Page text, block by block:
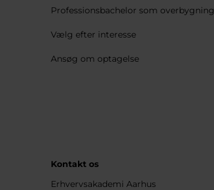
Professionsbachelor som overbygning
Vælg efter interesse
Ansøg om optagelse
Kontakt os
Erhvervsakademi Aarhus